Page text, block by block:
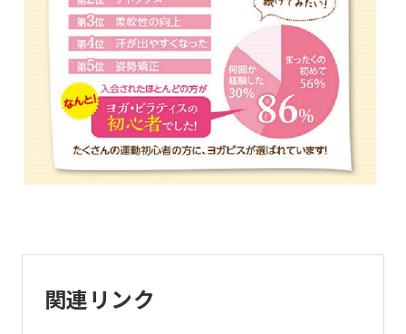
関連リンク
the
service.
Automatic